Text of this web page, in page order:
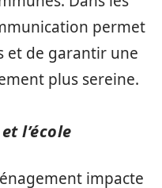
permet
et de garantir une
plus sereine.
l’école
impacte